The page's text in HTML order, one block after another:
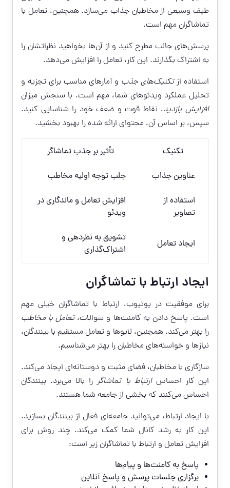
طیف وسیعی از مخاطبان جذاب می‌سازد. همچنین، تعامل با
تماشاگران مهم است.
پرسش‌های جالب مطرح کنید و از آن‌ها بخواهید نظراتشان را
به اشتراک بگذارند. این کار، تعامل را افزایش می‌دهد.
استفاده ازتکنیک‌های جذب و آمارهای مناسب برای تجزیه و
تحلیل عملکرد ویدئوهای شما، مهم است. با سنجش میزان
افزایش بازدید، نقاط قوت و ضعف خود را شناسایی کنید.
سپس، بر اساس آن، محتوای ارائه شده را بهبود بخشید.
تکنیک
تأثیر بر جذب تماشاگر
عناوین جذاب
جلب توجه اولیه مخاطب
استفاده از
تصاویر
افزایش تعامل و ماندگاری در
ویدئو
ایجاد تعامل
تشویق به نظردهی و
اشتراک‌گذاری
ایجاد ارتباط با تماشاگران
برای موفقیت در یوتیوب، ارتباط با تماشاگران خیلی مهم
است. پاسخ دادن به کامنت‌ها و سوالات،تعامل با مخاطب
را بهتر می‌کند. همچنین، لایو‌ها و تعامل مستقیم با بینندگان،
نیازها و خواسته‌های مخاطبان را بهتر می‌شناسیم.
سازگاری با مخاطبان، فضای مثبت و دوستانه‌ای ایجاد می‌کند.
این کار احساسارتباط با تماشاگررا بالا می‌برد. بینندگان
احساس می‌کنند که بخشی از جامعه شما هستند.
با ایجاد ارتباط، می‌توانید جامعه‌ای فعال از بینندگان بسازید.
این کار به رشد کانال شما کمک می‌کند. چند روش برای
افزایش تعامل و ارتباط با تماشاگران زیر است:
پاسخ به کامنت‌ها و پیام‌ها
برگزاری جلسات پرسش و پاسخ آنلاین